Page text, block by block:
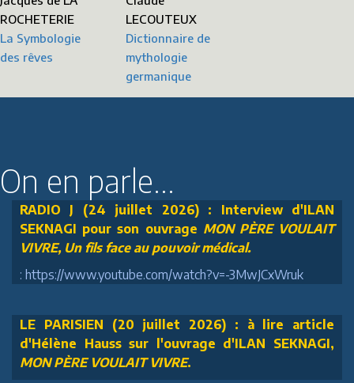
ROCHETERIE
La Symbologie
des rêves
LECOUTEUX
Dictionnaire de
mythologie
germanique
On en parle...
RADIO J (24 juillet 2026) : Interview d'ILAN
SEKNAGI pour son ouvrage MON PÈRE VOULAIT
VIVRE, Un fils face au pouvoir médical.
: https://www.youtube.com/watch?v=-3MwJCxWruk
LE PARISIEN (20 juillet 2026) : à lire article
d'Hélène Hauss sur l'ouvrage d'ILAN SEKNAGI,
MON PÈRE VOULAIT VIVRE.